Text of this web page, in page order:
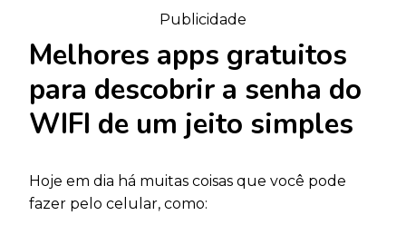
Publicidade
Melhores apps gratuitos
para descobrir a senha do
WIFI de um jeito simples
Hoje em dia há muitas coisas que você pode
fazer pelo celular, como: